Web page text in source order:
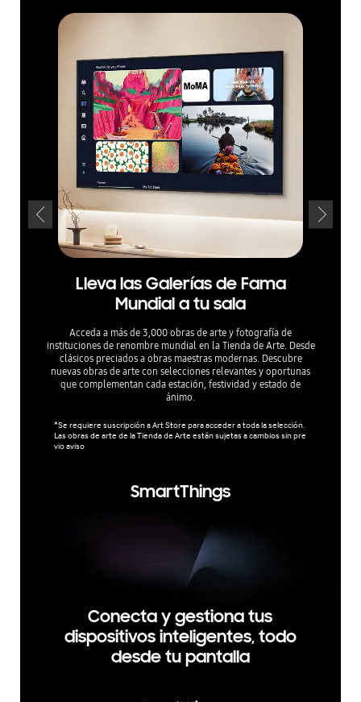
Lleva las Galerías de Fama
Mundial a tu sala
Acceda a más de 3,000 obras de arte y fotografía de
instituciones de renombre mundial en la Tienda de Arte. Desde
clásicos preciados a obras maestras modernas. Descubre
nuevas obras de arte con selecciones relevantes y oportunas
que complementan cada estación, festividad y estado de
ánimo.
*Se requiere suscripción a Art Store para acceder a toda la selección.
Las obras de arte de la Tienda de Arte están sujetas a cambios sin pre
vio aviso
SmartThings
Conecta y gestiona tus
dispositivos inteligentes, todo
desde tu pantalla